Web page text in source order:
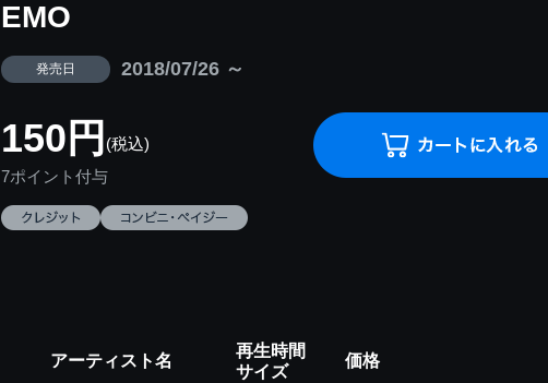
EMO
発売日 2018/07/26 ～
150円 (税込)
7ポイント付与
アーティスト名
再生時間
サイズ
価格